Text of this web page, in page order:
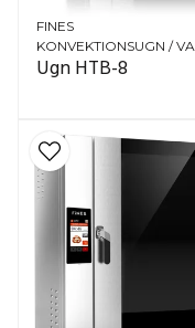
FINES
Ugn HTB-8